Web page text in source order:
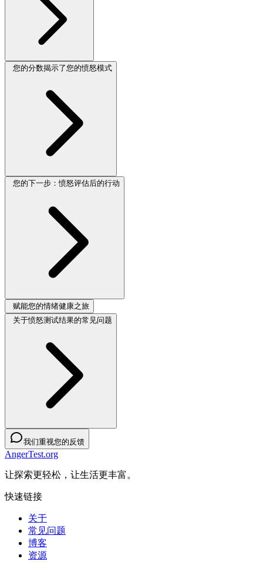
您的分数揭示了您的愤怒模式
您的下一步：愤怒评估后的行动
赋能您的情绪健康之旅
关于愤怒测试结果的常见问题
我们重视您的反馈
AngerTest.org
让探索更轻松，让生活更丰富。
快速链接
关于
常见问题
博客
资源